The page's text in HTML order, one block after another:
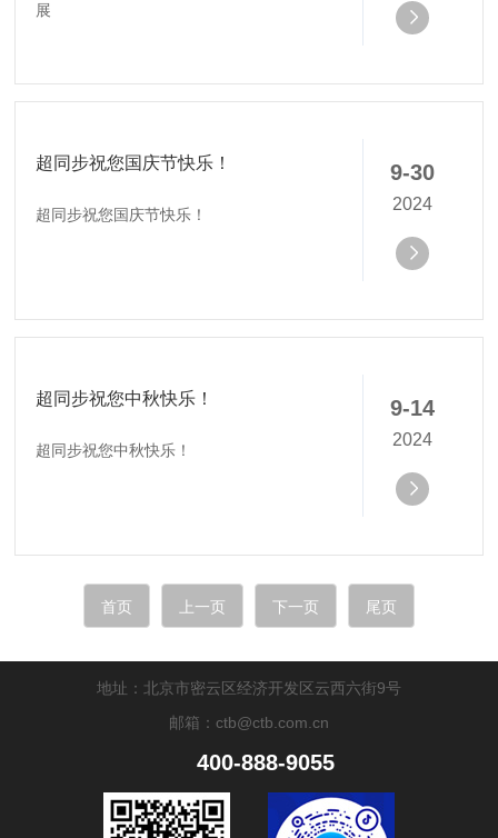
展
超同步祝您国庆节快乐！
超同步祝您国庆节快乐！
9-30
2024
超同步祝您中秋快乐！
超同步祝您中秋快乐！
9-14
2024
首页 上一页 下一页 尾页
地址：北京市密云区经济开发区云西六街9号
邮箱：ctb@ctb.com.cn
400-888-9055